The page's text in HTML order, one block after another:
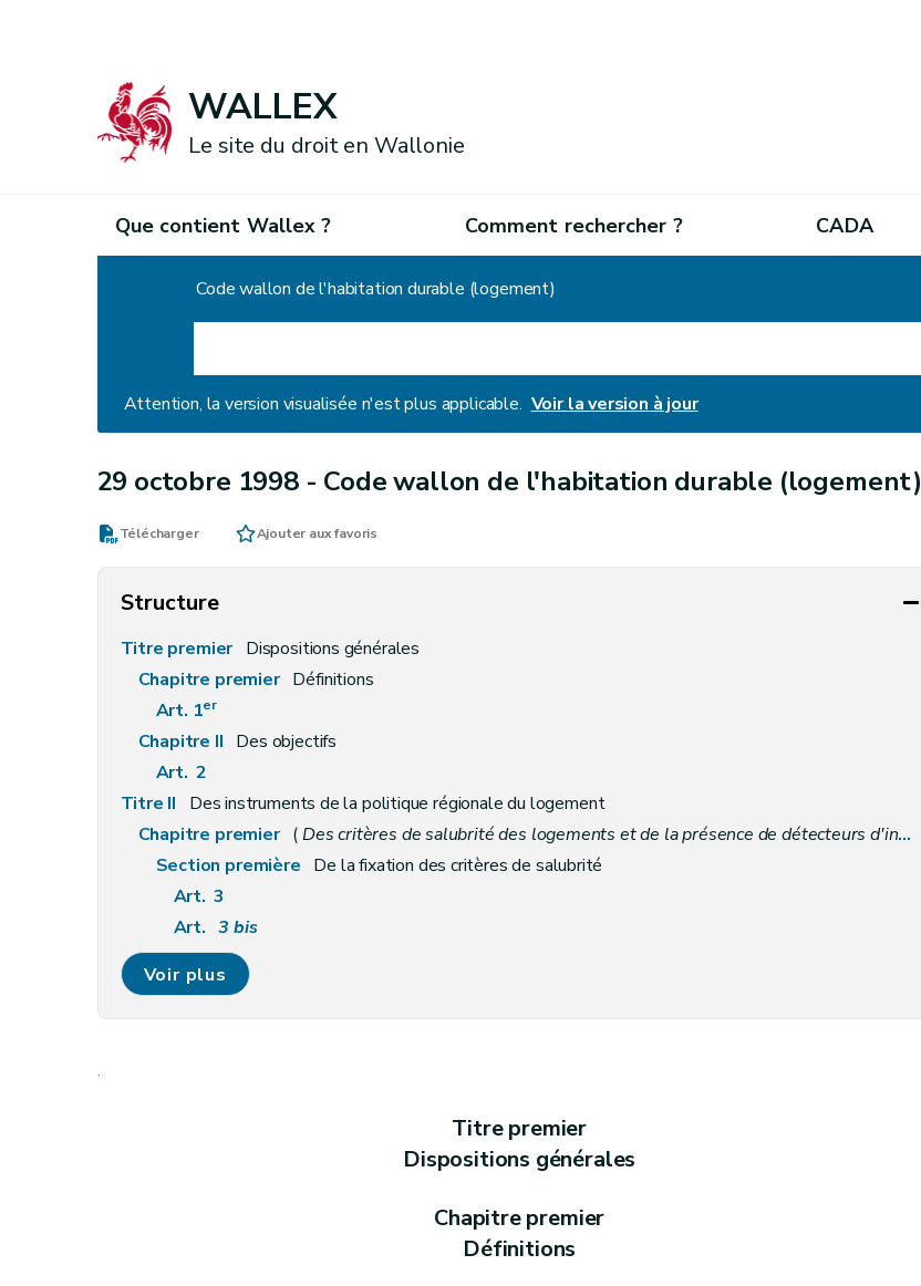
WALLEX
Le site du droit en Wallonie
Que contient Wallex ? Comment rechercher ? CADA
Code wallon de l'habitation durable (logement)
Attention, la version visualisée n'est plus applicable. Voir la version à jour
29 octobre 1998 - Code wallon de l'habitation durable (logement)
Télécharger Ajouter aux favoris
Structure
Titre premier Dispositions générales
Chapitre premier Définitions
Art. 1er
Chapitre II Des objectifs
Art. 2
Titre II
Des instruments de la politique régionale du logement
Chapitre premier (Des critères de salubrité des logements et de la présence de détecteurs d'incendie
Section première De la fixation des critères de salubrité
Art. 3
Art. 3 bis
Art. 4
Section première
Voir plus
.
Titre premier
Dispositions générales
Chapitre premier
Définitions